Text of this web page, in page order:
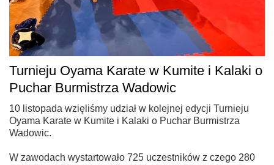
Turnieju Oyama Karate w Kumite i Kalaki o
Puchar Burmistrza Wadowic
10 listopada wzięliśmy udział w kolejnej edycji Turnieju
Oyama Karate w Kumite i Kalaki o Puchar Burmistrza
Wadowic.
W zawodach wystartowało 725 uczestników z czego 280